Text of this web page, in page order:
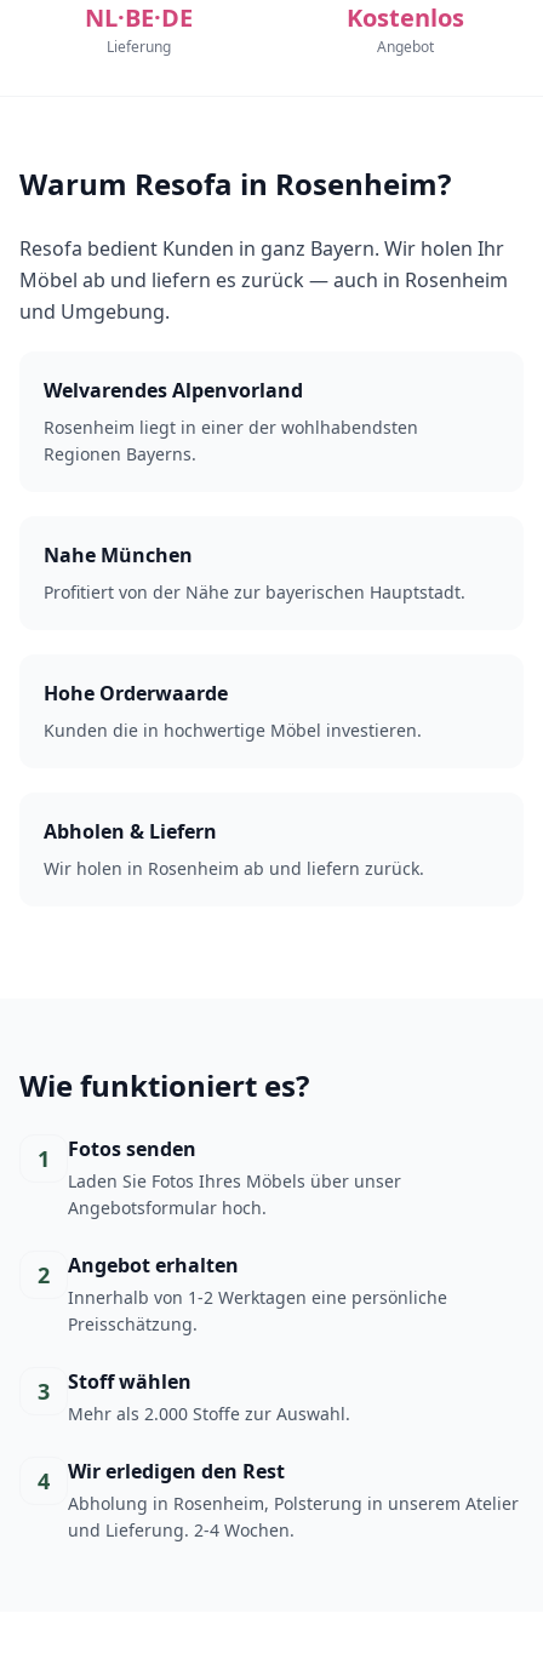
NL·BE·DE
Lieferung
Kostenlos
Angebot
Warum Resofa in Rosenheim?
Resofa bedient Kunden in ganz Bayern. Wir holen Ihr
Möbel ab und liefern es zurück — auch in Rosenheim
und Umgebung.
Welvarendes Alpenvorland
Rosenheim liegt in einer der wohlhabendsten
Regionen Bayerns.
Nahe München
Profitiert von der Nähe zur bayerischen Hauptstadt.
Hohe Orderwaarde
Kunden die in hochwertige Möbel investieren.
Abholen & Liefern
Wir holen in Rosenheim ab und liefern zurück.
Wie funktioniert es?
1 Fotos senden
Laden Sie Fotos Ihres Möbels über unser
Angebotsformular hoch.
2 Angebot erhalten
Innerhalb von 1-2 Werktagen eine persönliche
Preisschätzung.
3 Stoff wählen
Mehr als 2.000 Stoffe zur Auswahl.
4 Wir erledigen den Rest
Abholung in Rosenheim, Polsterung in unserem Atelier
und Lieferung. 2-4 Wochen.